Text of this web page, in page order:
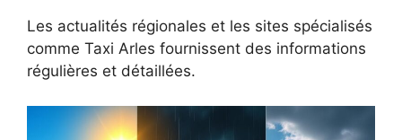
Les actualités régionales et les sites spécialisés
comme Taxi Arles fournissent des informations
régulières et détaillées.